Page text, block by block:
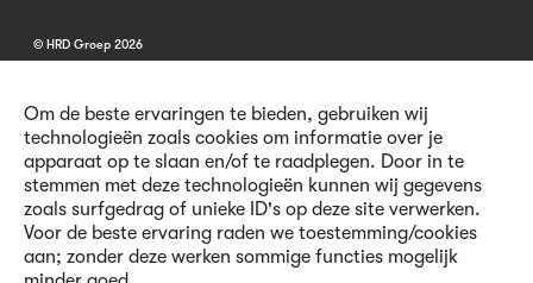
Om de beste ervaringen te bieden, gebruiken wij
technologieën zoals cookies om informatie over je
apparaat op te slaan en/of te raadplegen. Door in te
stemmen met deze technologieën kunnen wij gegevens
zoals surfgedrag of unieke ID's op deze site verwerken.
Voor de beste ervaring raden we toestemming/cookies
aan; zonder deze werken sommige functies mogelijk
© HRD Groep 2026
Algemene informatie
Contact
Voorwaarden